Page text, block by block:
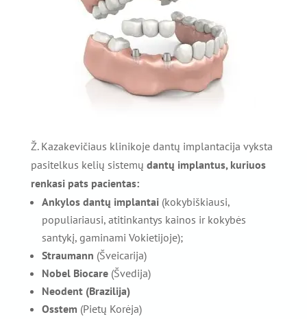
Ž. Kazakevičiaus klinikoje dantų implantacija vyksta
pasitelkus kelių sistemų dantų implantus, kuriuos
renkasi pats pacientas:
Ankylos dantų implantai(kokybiškiausi,
populiariausi, atitinkantys kainos ir kokybės
santykį, gaminami Vokietijoje);
Straumann (Šveicarija)
Nobel Biocare(Švedija)
Neodent (Brazilija)
Osstem (Pietų Korėja)